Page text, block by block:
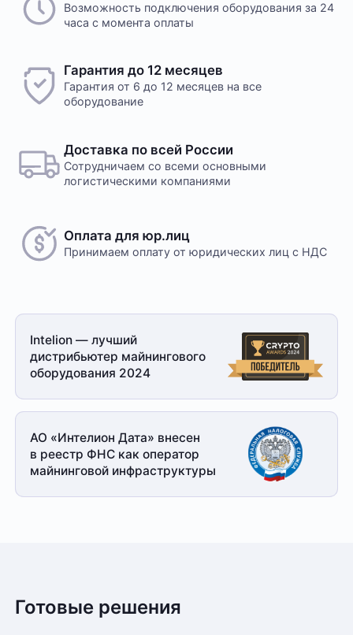
Возможность подключения оборудования за 24
часа с момента оплаты
Гарантия до 12 месяцев
Гарантия от 6 до 12 месяцев на все
оборудование
Доставка по всей России
Сотрудничаем со всеми основными
логистическими компаниями
Оплата для юр.лиц
Принимаем оплату от юридических лиц с НДС
Intelion — лучший
дистрибьютер майнингового
оборудования 2024
АО «Интелион Дата» внесен
в реестр ФНС как оператор
майнинговой инфраструктуры
Готовые решения